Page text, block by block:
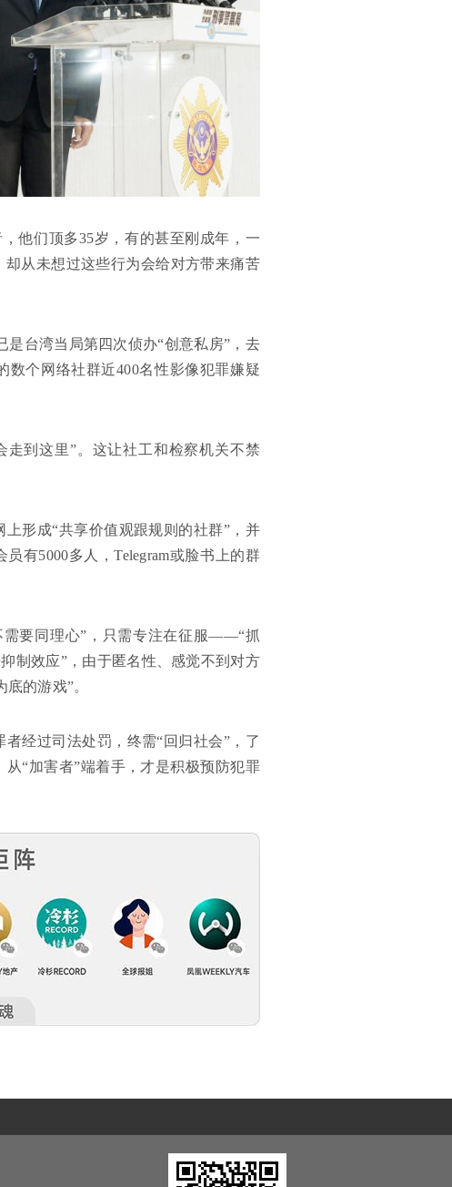
他们顶多35岁，有的甚至刚成年，一
从未想过这些行为会给对方带来痛苦
是台湾当局第四次侦办“创意私房”，去
数个网络社群近400名性影像犯罪嫌疑
到这里”。这让社工和检察机关不禁
形成“共享价值观跟规则的社群”，并
有5000多人，Telegram或脸书上的群
需要同理心”，只需专注在征服——“抓
制效应”，由于匿名性、感觉不到对方
的游戏”。
经过司法处罚，终需“回归社会”，了
“加害者”端着手，才是积极预防犯罪